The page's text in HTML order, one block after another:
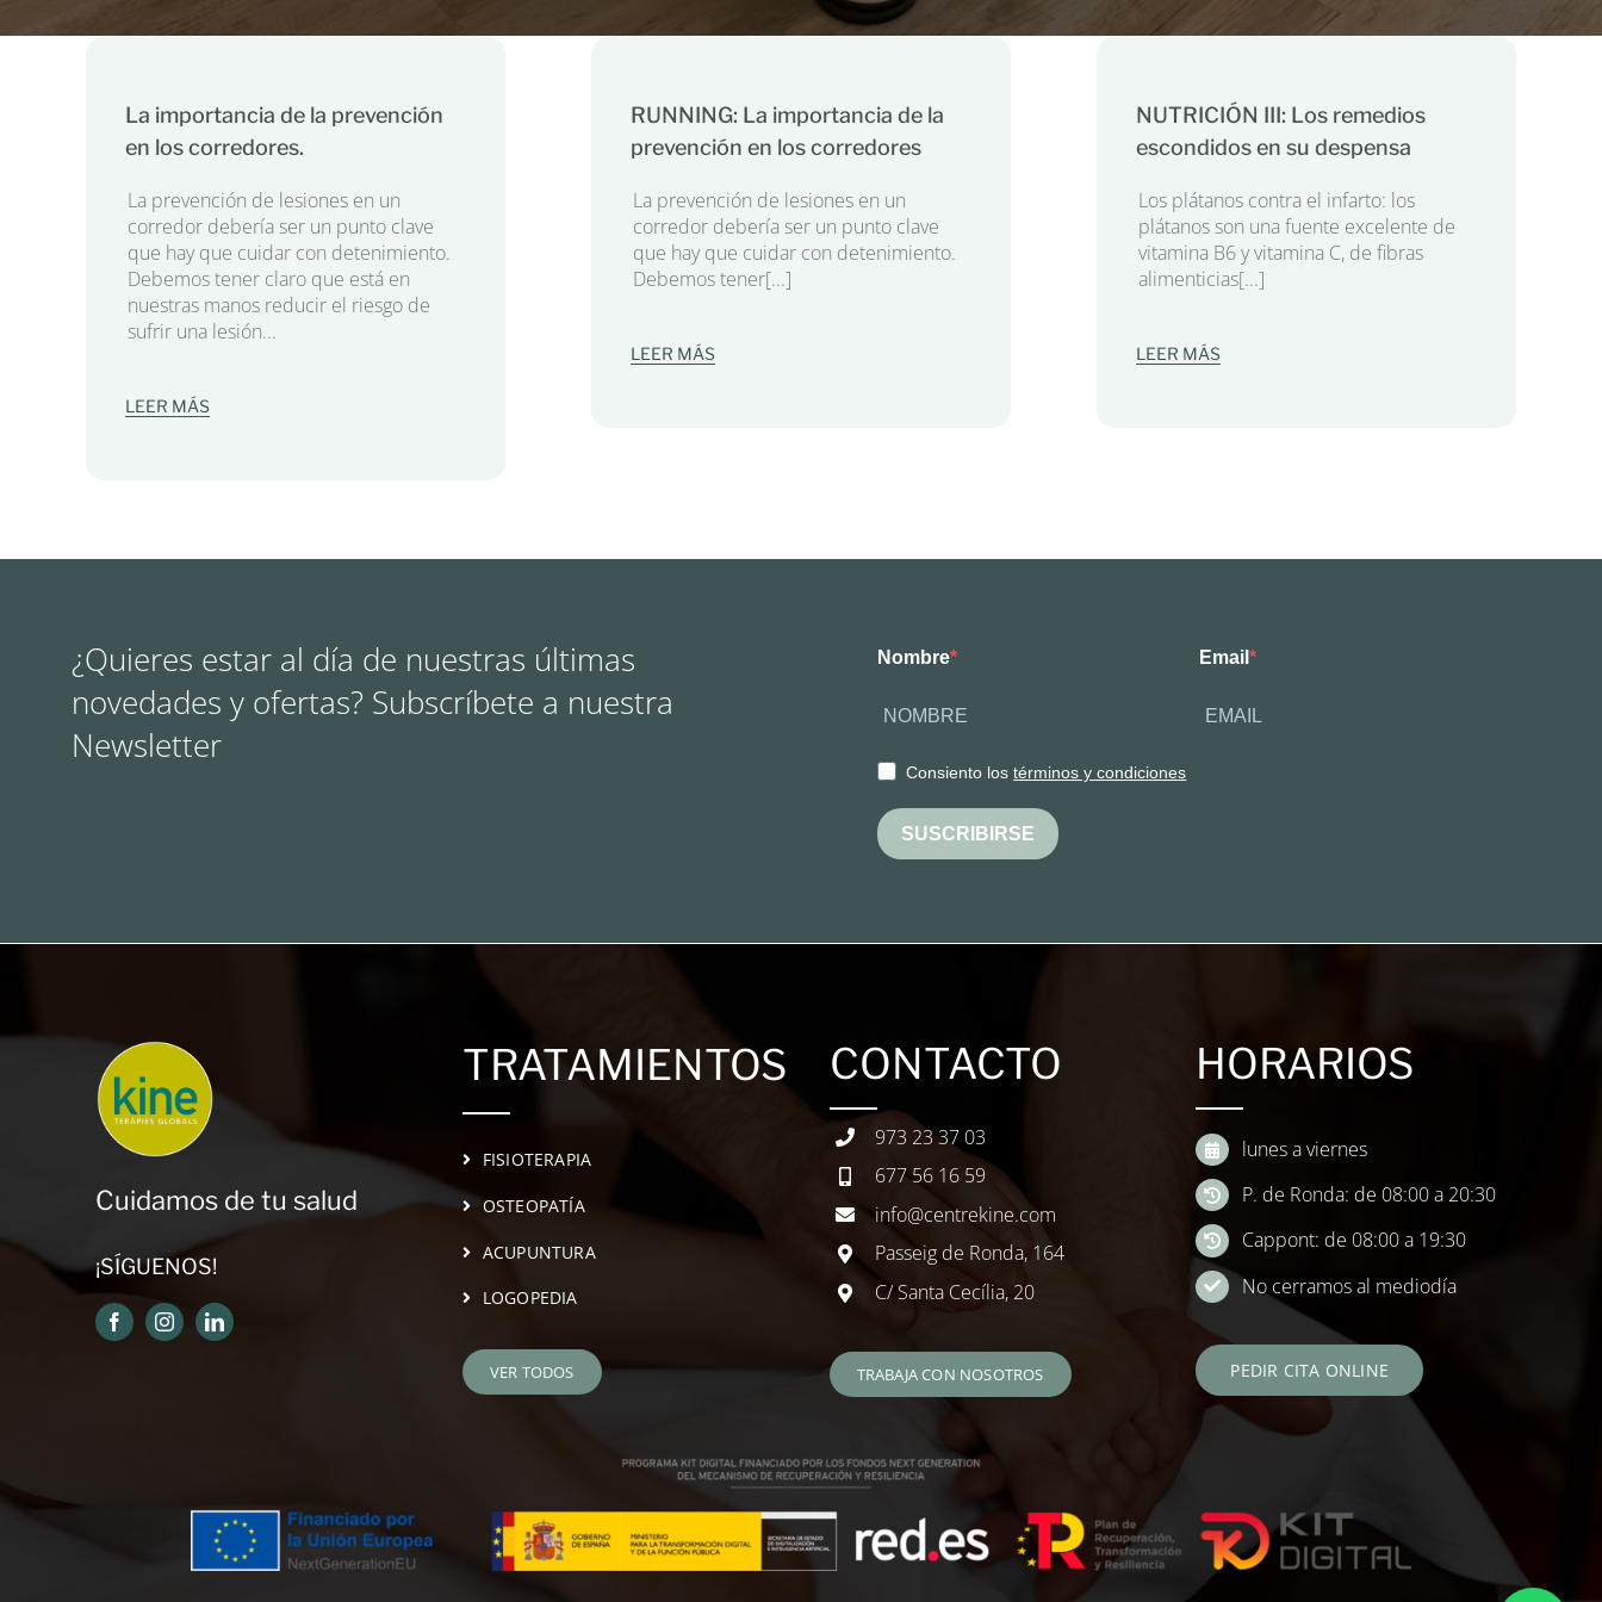
La importancia de la prevención
en los corredores.
La prevención de lesiones en un
corredor debería ser un punto clave
que hay que cuidar con detenimiento.
Debemos tener claro que está en
nuestras manos reducir el riesgo de
sufrir una lesión...
LEER MÁS
RUNNING: La importancia de la
prevención en los corredores
La prevención de lesiones en un
corredor debería ser un punto clave
que hay que cuidar con detenimiento.
Debemos tener[...]
LEER MÁS
NUTRICIÓN III: Los remedios
escondidos en su despensa
Los plátanos contra el infarto: los
plátanos son una fuente excelente de
vitamina B6 y vitamina C, de fibras
alimenticias[...]
LEER MÁS
¿Quieres estar al día de nuestras últimas
novedades y ofertas? Subscríbete a nuestra
Newsletter
Nombre Email
Consiento lostérminos y condiciones
SUSCRIBIRSE
Cuidamos de tu salud
¡SÍGUENOS!
TRATAMIENTOS
FISIOTERAPIA
OSTEOPATÍA
ACUPUNTURA
LOGOPEDIA
VER TODOS
CONTACTO
973 23 37 03
677 56 16 59
info@centrekine.com
Passeig de Ronda, 164
C/ Santa Cecília, 20
TRABAJA CON NOSOTROS
HORARIOS
lunes a viernes
P. de Ronda: de 08:00 a 20:30
Cappont: de 08:00 a 19:30
No cerramos al mediodía
PEDIR CITA ONLINE